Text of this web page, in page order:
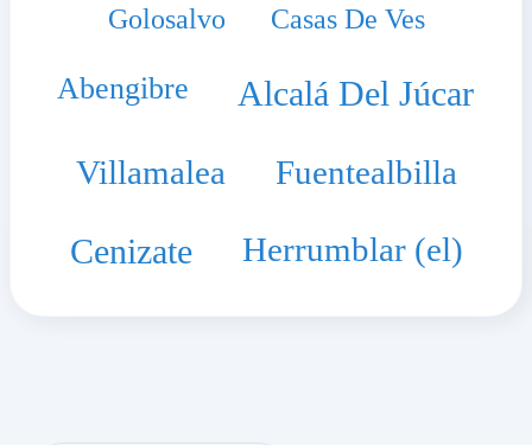
Golosalvo Casas De Ves
Abengibre Alcalá Del Júcar
Villamalea Fuentealbilla
Cenizate Herrumblar (el)